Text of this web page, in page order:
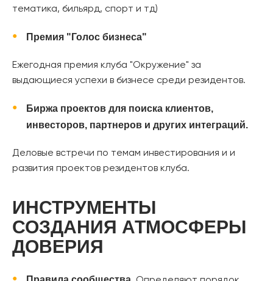
тематика, бильярд, спорт и тд)
Премия "Голос бизнеса"
Ежегодная премия клуба "Окружение" за
выдающиеся успехи в бизнесе среди резидентов.
Биржа проектов для поиска клиентов,
инвесторов, партнеров и других интеграций.
Деловые встречи по темам инвестирования и и
развития проектов резидентов клуба.
ИНСТРУМЕНТЫ
СОЗДАНИЯ АТМОСФЕРЫ
ДОВЕРИЯ